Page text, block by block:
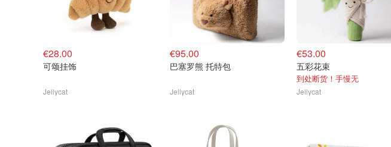
€28.00
可颂挂饰
Jellycat
€95.00
巴塞罗熊 托特包
Jellycat
€53.00
五彩花束
到处断货！手慢无
Jellycat